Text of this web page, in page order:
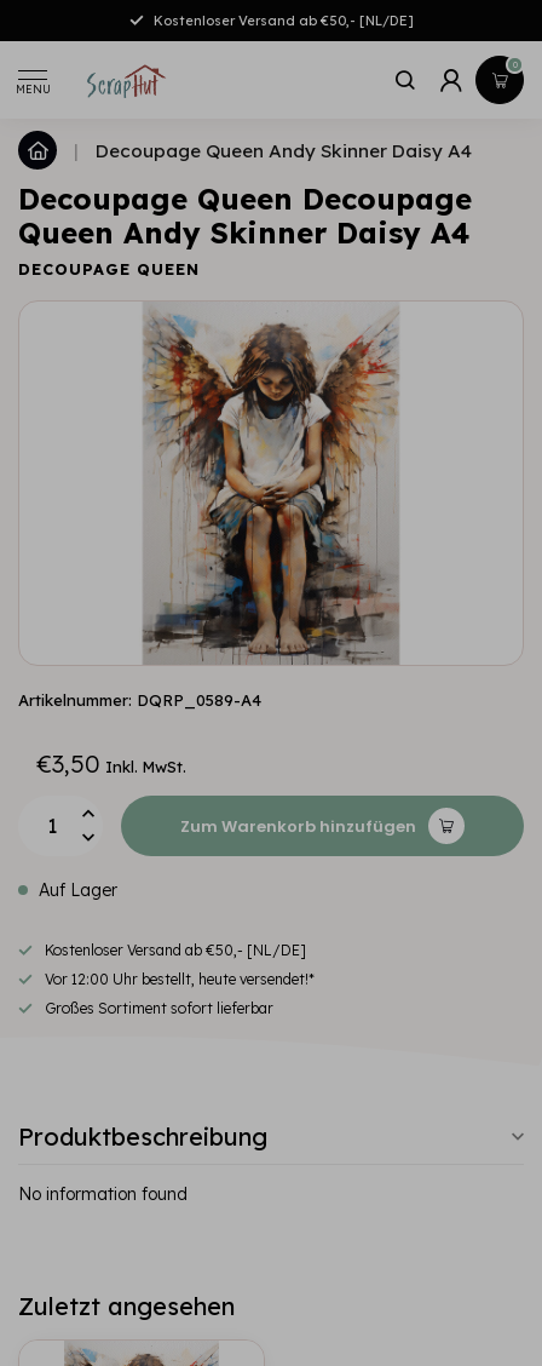
Kostenloser Versand ab €50,- [NL/DE]
MENU
0
| Decoupage Queen Andy Skinner Daisy A4
Decoupage Queen Decoupage
Queen Andy Skinner Daisy A4
DECOUPAGE QUEEN
Artikelnummer: DQRP_0589-A4
€3,50 Inkl. MwSt.
Zum Warenkorb hinzufügen
Auf Lager
Kostenloser Versand ab €50,- [NL/DE]
Vor 12:00 Uhr bestellt, heute versendet!*
Großes Sortiment sofort lieferbar
Produktbeschreibung
No information found
Zuletzt angesehen